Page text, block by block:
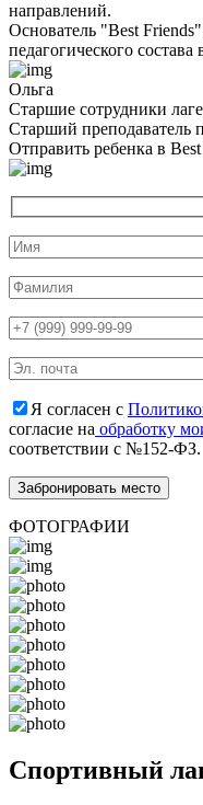
направлений.
Основатель "Best
педагогического
Ольга
Старшие сотрудники
Cтарший преподаватель
Отправить ребенка в
Я согласен с
согласие на обработку
соответствии с №152-ФЗ.
ФОТОГРАФИИ
Спортивный